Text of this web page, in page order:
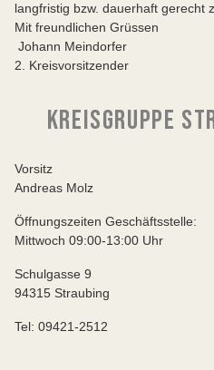
langfristig bzw. dauerhaft gerecht
Mit freundlichen Grüssen
Johann Meindorfer
2. Kreisvorsitzender
KREISGRUPPE
Vorsitz
Andreas Molz
Öffnungszeiten Geschäftsstelle:
Mittwoch 09:00-13:00 Uhr
Schulgasse 9
94315 Straubing
Tel: 09421-2512